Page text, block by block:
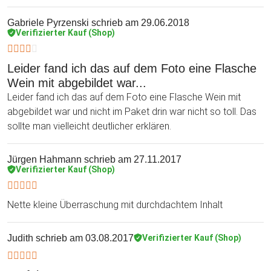
Gabriele Pyrzenski schrieb am 29.06.2018
Verifizierter Kauf (Shop)
Leider fand ich das auf dem Foto eine Flasche
Wein mit abgebildet war...
Leider fand ich das auf dem Foto eine Flasche Wein mit
abgebildet war und nicht im Paket drin war nicht so toll. Das
sollte man vielleicht deutlicher erklären.
Jürgen Hahmann schrieb am 27.11.2017
Verifizierter Kauf (Shop)
Nette kleine Überraschung mit durchdachtem Inhalt
Judith schrieb am 03.08.2017 Verifizierter Kauf (Shop)